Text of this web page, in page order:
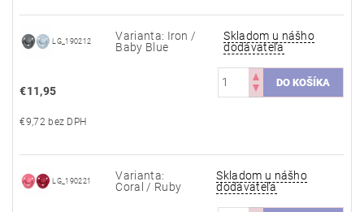
LG_190212
Varianta: Iron /
Baby Blue
Skladom u nášho
dodávateľa
€11,95
€9,72 bez DPH
LG_190221
Varianta:
Coral / Ruby
Skladom u nášho
dodávateľa